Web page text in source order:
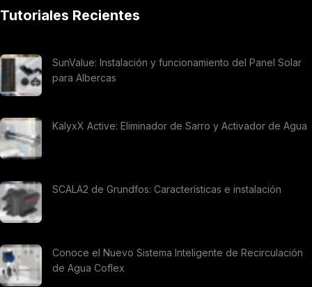
Tutoriales Recientes
SunValue: Instalación y funcionamiento del Panel Solar
para Albercas
KalyxX Active: Eliminador de Sarro y Activador de Agua
SCALA2 de Grundfos: Características e instalación
Conoce el Nuevo Sistema Inteligente de Recirculación
de Agua Coflex